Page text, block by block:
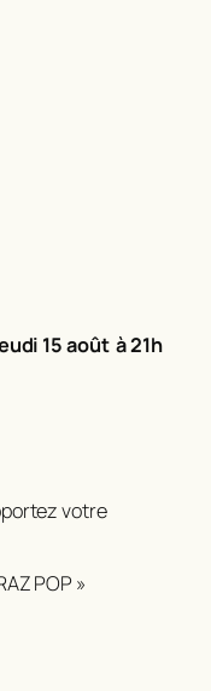
15 août à 21h
votre
POP »